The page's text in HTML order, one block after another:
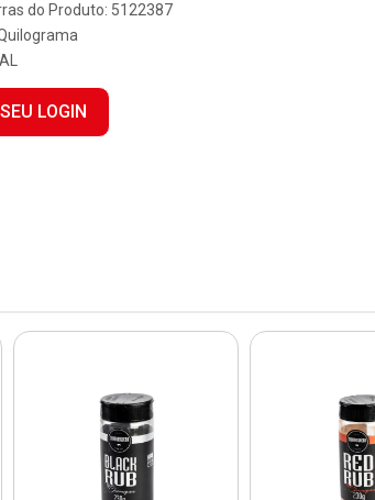
do Produto: 5122387
LOGIN